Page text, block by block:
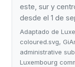
este, sur y
desde el 1 de
Adaptado de
coloured.svg,
administrative
Luxembourg